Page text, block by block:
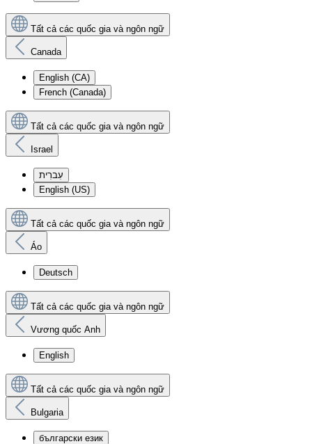
Tất cả các quốc gia và ngôn ngữ
Canada
English (CA)
French (Canada)
Tất cả các quốc gia và ngôn ngữ
Israel
עִברִית
English (US)
Tất cả các quốc gia và ngôn ngữ
Áo
Deutsch
Tất cả các quốc gia và ngôn ngữ
Vương quốc Anh
English
Tất cả các quốc gia và ngôn ngữ
Bulgaria
български език